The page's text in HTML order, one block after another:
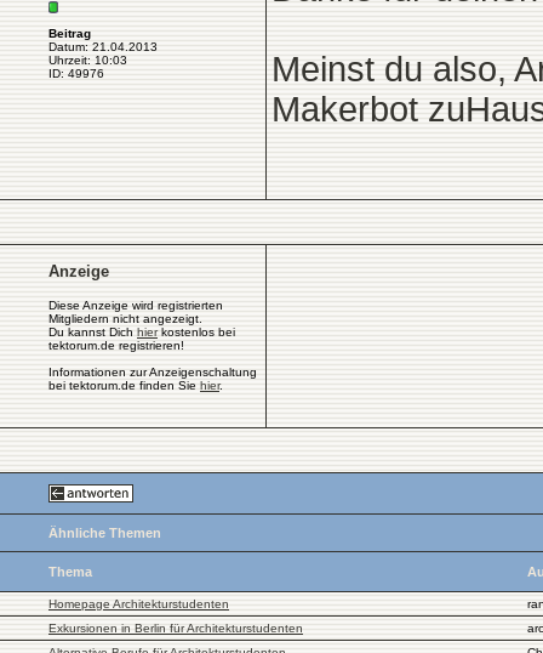
Beitrag
Datum: 21.04.2013
Uhrzeit: 10:03
ID: 49976
Meinst du also,
Makerbot
Anzeige
Diese Anzeige wird registrierten
Mitgliedern nicht angezeigt.
Du kannst Dich hierkostenlos bei
tektorum.de registrieren!
Informationen zur Anzeigenschaltung
bei tektorum.de finden Sie hier.
Ähnliche Themen
Thema
Homepage Architekturstudenten
Exkursionen in Berlin für Architekturstudenten